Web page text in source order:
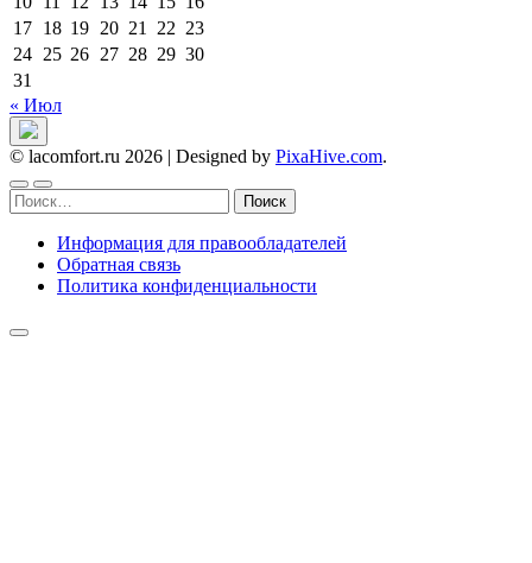
17 18 19 20 21 22 23
24 25 26 27 28 29 30
31
« Июл
© lacomfort.ru 2026 | Designed by PixaHive.com.
Найти:
Информация для правообладателей
Обратная связь
Политика конфиденциальности